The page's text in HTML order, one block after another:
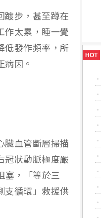
HOT
踱步，甚至蹲在
作太累，睡一覺
低發作頻率，所
因。
臟血管斷層掃描
冠狀動脈極度嚴
塞，「等於三
支循環」救援供